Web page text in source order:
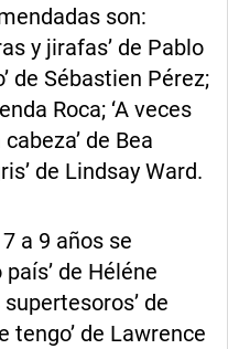
son:
y jirafas’ de Pablo
de Sébastien Pérez;
Roca; ‘A veces
de Bea
de Lindsay Ward.
a 9 años se
de Héléne
de
tengo’ de Lawrence